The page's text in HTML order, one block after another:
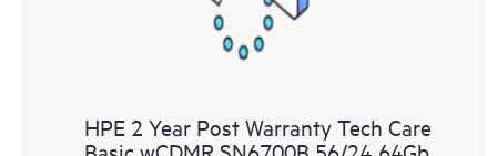
HPE 2 Year Post Warranty Tech Care